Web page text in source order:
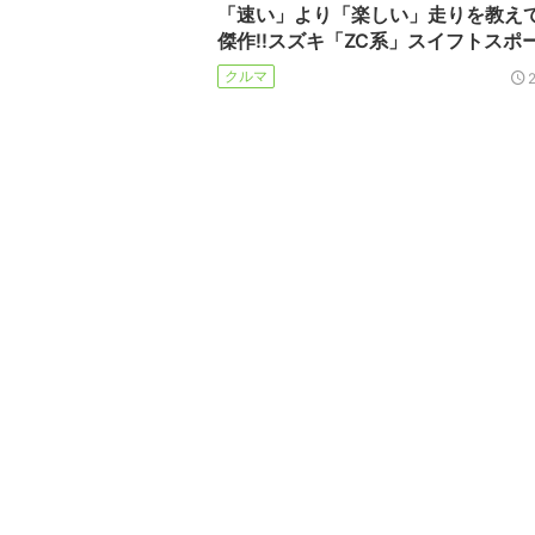
「速い」より「楽しい」走りを教え
傑作!!スズキ「ZC系」スイフトスポ
クルマ